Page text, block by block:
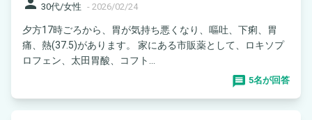
30代/女性 - 2026/02/24
夕方17時ごろから、胃が気持ち悪くなり、嘔吐、下痢、胃
痛、熱(37.5)があります。 家にある市販薬として、ロキソプ
ロフェン、太田胃酸、コフト...
5名が回答